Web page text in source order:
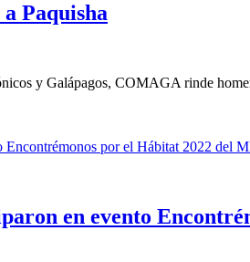
Paquisha
y Galápagos, COMAGA rinde
en evento